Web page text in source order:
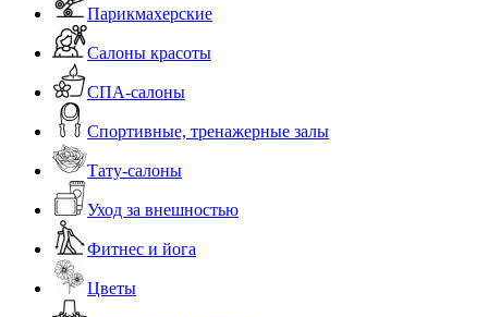
Парикмахерские
Салоны красоты
СПА-салоны
Спортивные, тренажерные залы
Тату-салоны
Уход за внешностью
Фитнес и йога
Цветы